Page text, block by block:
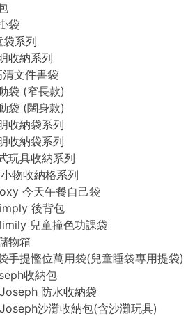
袋
袋系列
收納系列
文件書袋
袋 (窄長款)
袋 (闊身款)
收納袋系列
收納袋系列
玩具收納系列
物收納格系列
今天午餐自己袋
後背包
兒童撞色功課袋
物箱
手提慳位萬用袋(兒童睡袋專用提袋)
收納包
防水收納袋
沙灘收納包(含沙灘玩具)